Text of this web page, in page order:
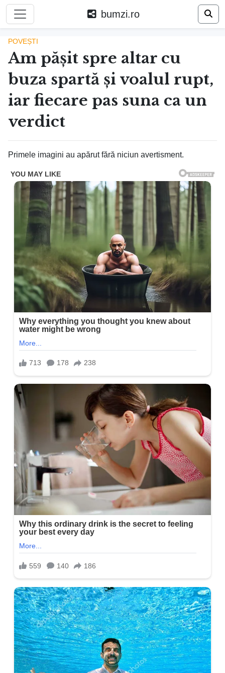
bumzi.ro
POVEȘTI
Am pășit spre altar cu
buza spartă și voalul rupt,
iar fiecare pas suna ca un
verdict
Primele imagini au apărut fără niciun avertisment.